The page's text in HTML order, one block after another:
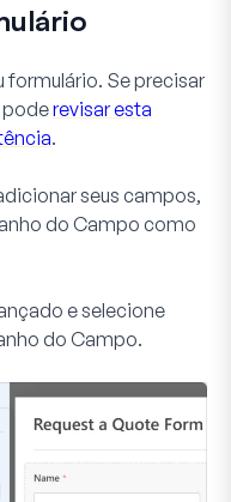
formulário. Se precisar
poderevisar esta
.
seus campos,
do Campo como
e selecione
do Campo.